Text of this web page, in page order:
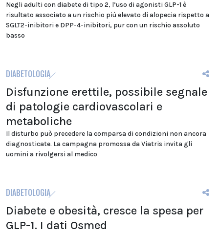
Negli adulti con diabete di tipo 2, l’uso di agonisti GLP-1 è
risultato associato a un rischio più elevato di alopecia rispetto a
SGLT2-inibitori e DPP-4-inibitori, pur con un rischio assoluto
basso
DIABETOLOGIA
Disfunzione erettile, possibile segnale
di patologie cardiovascolari e
metaboliche
Il disturbo può precedere la comparsa di condizioni non ancora
diagnosticate. La campagna promossa da Viatris invita gli
uomini a rivolgersi al medico
DIABETOLOGIA
Diabete e obesità, cresce la spesa per
GLP-1. I dati Osmed